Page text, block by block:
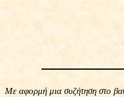
Με αφορμή μια συζήτηση στο